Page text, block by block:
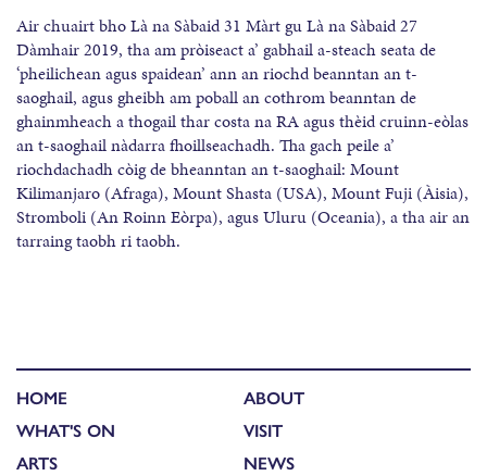
Air chuairt bho Là na Sàbaid 31 Màrt gu Là na Sàbaid 27
Dàmhair 2019, tha am pròiseact a’ gabhail a-steach seata de
‘pheilichean agus spaidean’ ann an riochd beanntan an t-
saoghail, agus gheibh am poball an cothrom beanntan de
ghainmheach a thogail thar costa na RA agus thèid cruinn-eòlas
an t-saoghail nàdarra fhoillseachadh. Tha gach peile a’
riochdachadh còig de bheanntan an t-saoghail: Mount
Kilimanjaro (Afraga), Mount Shasta (USA), Mount Fuji (Àisia),
Stromboli (An Roinn Eòrpa), agus Uluru (Oceania), a tha air an
tarraing taobh ri taobh.
HOME
WHAT'S ON
ARTS
ABOUT
VISIT
NEWS